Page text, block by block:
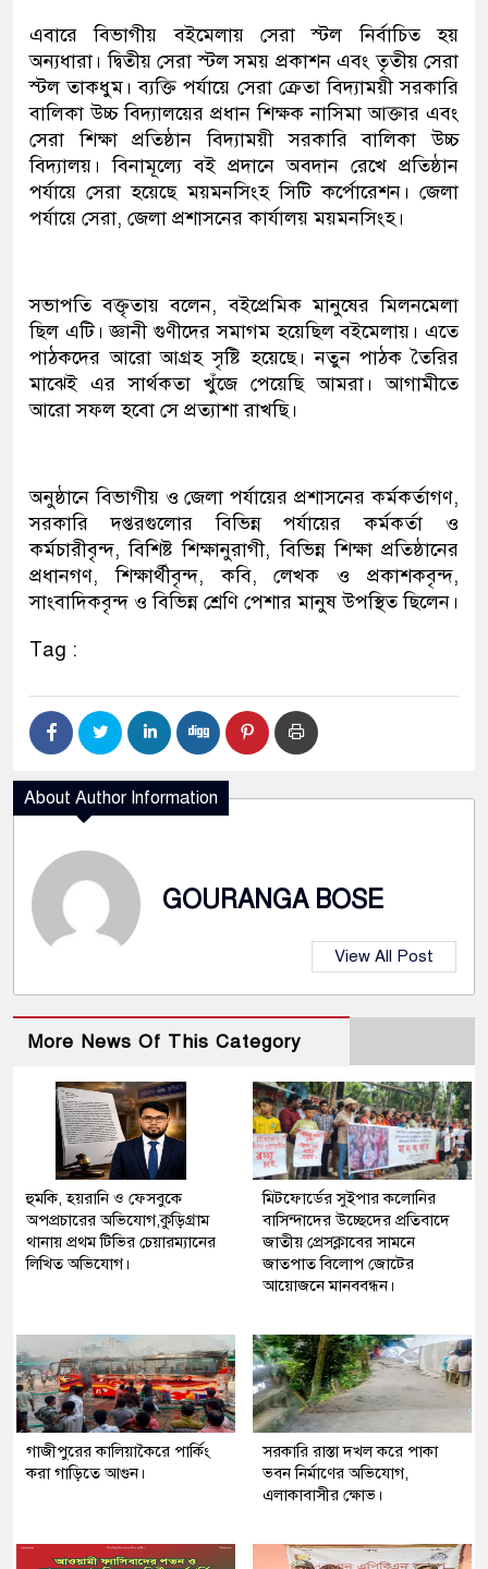
এবারে বিভাগীয় বইমেলায় সেরা স্টল নির্বাচিত হয়
অন্যধারা। দ্বিতীয় সেরা স্টল সময় প্রকাশন এবং তৃতীয় সেরা
স্টল তাকধুম। ব্যক্তি পর্যায়ে সেরা ক্রেতা বিদ্যাময়ী সরকারি
বালিকা উচ্চ বিদ্যালয়ের প্রধান শিক্ষক নাসিমা আক্তার এবং
সেরা শিক্ষা প্রতিষ্ঠান বিদ্যাময়ী সরকারি বালিকা উচ্চ
বিদ্যালয়। বিনামূল্যে বই প্রদানে অবদান রেখে প্রতিষ্ঠান
পর্যায়ে সেরা হয়েছে ময়মনসিংহ সিটি কর্পোরেশন। জেলা
পর্যায়ে সেরা, জেলা প্রশাসনের কার্যালয় ময়মনসিংহ।
সভাপতি বক্তৃতায় বলেন, বইপ্রেমিক মানুষের মিলনমেলা
ছিল এটি। জ্ঞানী গুণীদের সমাগম হয়েছিল বইমেলায়। এতে
পাঠকদের আরো আগ্রহ সৃষ্টি হয়েছে। নতুন পাঠক তৈরির
মাঝেই এর সার্থকতা খুঁজে পেয়েছি আমরা। আগামীতে
আরো সফল হবো সে প্রত্যাশা রাখছি।
অনুষ্ঠানে বিভাগীয় ও জেলা পর্যায়ের প্রশাসনের কর্মকর্তাগণ,
সরকারি দপ্তরগুলোর বিভিন্ন পর্যায়ের কর্মকর্তা ও
কর্মচারীবৃন্দ, বিশিষ্ট শিক্ষানুরাগী, বিভিন্ন শিক্ষা প্রতিষ্ঠানের
প্রধানগণ, শিক্ষার্থীবৃন্দ, কবি, লেখক ও প্রকাশকবৃন্দ,
সাংবাদিকবৃন্দ ও বিভিন্ন শ্রেণি পেশার মানুষ উপস্থিত ছিলেন।
Tag :
About Author Information
GOURANGA BOSE
View All Post
More News Of This Category
হুমকি, হয়রানি ও ফেসবুকে
অপপ্রচারের অভিযোগ,কুড়িগ্রাম
থানায় প্রথম টিভির চেয়ারম্যানের
লিখিত অভিযোগ।
মিটফোর্ডের সুইপার কলোনির
বাসিন্দাদের উচ্ছেদের প্রতিবাদে
জাতীয় প্রেসক্লাবের সামনে
জাতপাত বিলোপ জোটের
আয়োজনে মানববন্ধন।
গাজীপুরের কালিয়াকৈরে পার্কিং
করা গাড়িতে আগুন।
সরকারি রাস্তা দখল করে পাকা
ভবন নির্মাণের অভিযোগ,
এলাকাবাসীর ক্ষোভ।